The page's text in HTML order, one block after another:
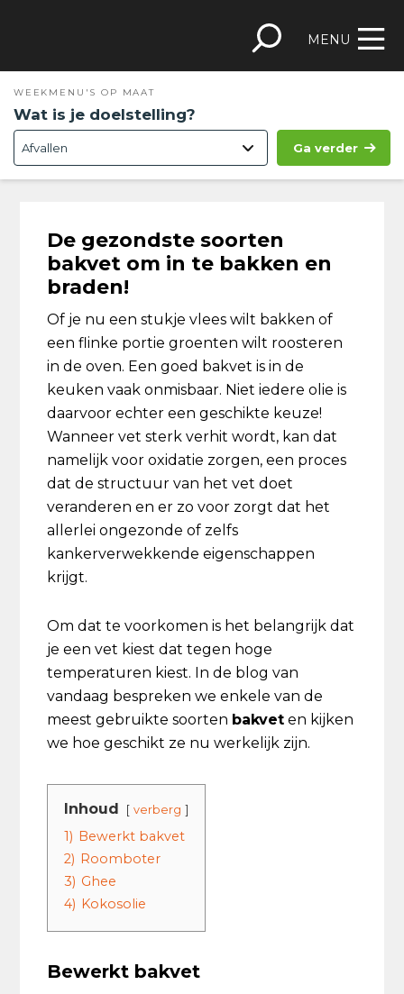
inhoud
sidebar
MENU
WEEKMENU'S OP MAAT
Wat is je doelstelling?
Ga verder
De gezondste soorten
bakvet om in te bakken en
braden!
Of je nu een stukje vlees wilt bakken of
een flinke portie groenten wilt roosteren
in de oven. Een goed bakvet is in de
keuken vaak onmisbaar. Niet iedere olie is
daarvoor echter een geschikte keuze!
Wanneer vet sterk verhit wordt, kan dat
namelijk voor oxidatie zorgen, een proces
dat de structuur van het vet doet
veranderen en er zo voor zorgt dat het
allerlei ongezonde of zelfs
kankerverwekkende eigenschappen
krijgt.
Om dat te voorkomen is het belangrijk dat
je een vet kiest dat tegen hoge
temperaturen kiest. In de blog van
vandaag bespreken we enkele van de
meest gebruikte soorten bakvet en kijken
we hoe geschikt ze nu werkelijk zijn.
Inhoud verberg
1) Bewerkt bakvet
2) Roomboter
3) Ghee
4) Kokosolie
Bewerkt bakvet